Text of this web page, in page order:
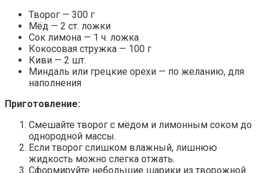
Творог — 300 г
Мёд — 2 ст. ложки
Сок лимона — 1 ч. ложка
Кокосовая стружка — 100 г
Киви — 2 шт.
Миндаль или грецкие орехи — по желанию, для
наполнения
Приготовление:
Смешайте творог с мёдом и лимонным соком до
однородной массы.
Если творог слишком влажный, лишнюю
жидкость можно слегка отжать.
Сформируйте небольшие шарики из творожной